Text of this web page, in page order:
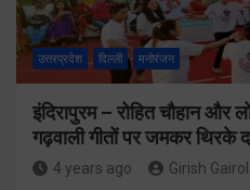
उत्तरप्रदेश दिल्ली मनोरंजन
इंदिरापुरम – रोहित चौहान और
गढ़वाली गीतों पर जमकर थिरके
4 years ago Girish